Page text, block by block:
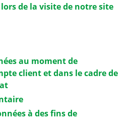
de la visite de notre site
au moment de
client et dans le cadre de
à des fins de